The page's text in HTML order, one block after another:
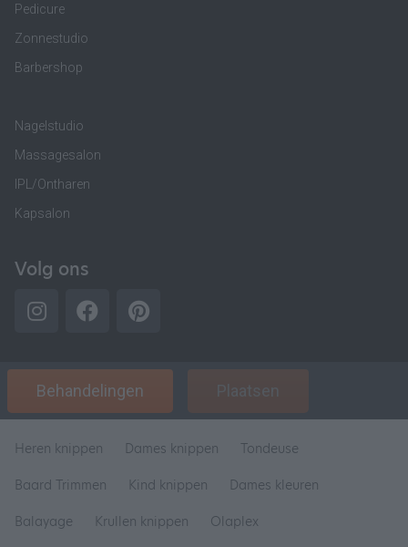
Pedicure
Zonnestudio
Barbershop
Nagelstudio
Massagesalon
IPL/Ontharen
Kapsalon
Volg ons
Behandelingen Plaatsen
Heren knippen Dames knippen
Tondeuse
Baard Trimmen
Kind knippen
Dames kleuren
Balayage
Krullen knippen
Olaplex